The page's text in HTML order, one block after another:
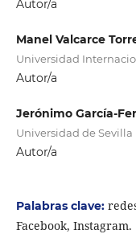
Autor/a
Manel Valcarce
Universidad
Autor/a
Jerónimo García-
Universidad de Sevilla
Autor/a
Palabras clave:
Facebook, Instagram.